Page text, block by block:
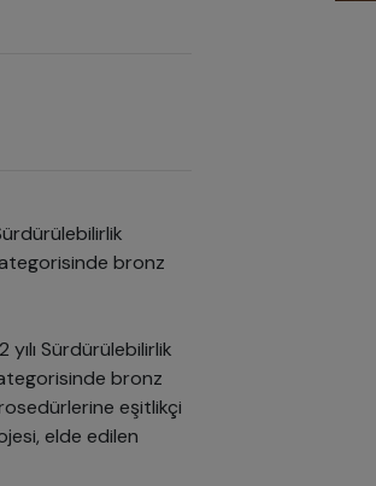
bronz
yılı Sürdürülebilirlik
bronz
eşitlikçi
elde edilen